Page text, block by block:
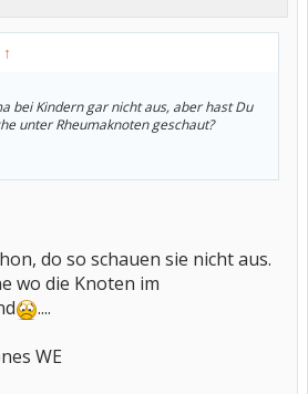
↑
bei Kindern gar nicht aus, aber hast Du
unter Rheumaknoten geschaut?
do so schauen sie nicht aus.
wo die Knoten im
....
WE